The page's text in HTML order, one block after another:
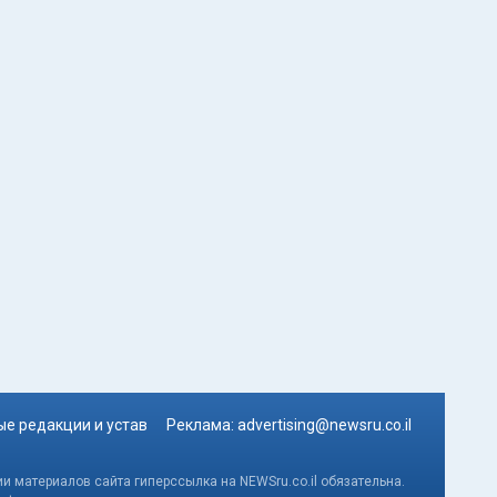
редакции и устав Реклама: advertising@newsru.co.il
сайта гиперссылка на NEWSru.co.il обязательна.